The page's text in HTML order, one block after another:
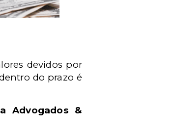
devidos por
do prazo é
Advogados &